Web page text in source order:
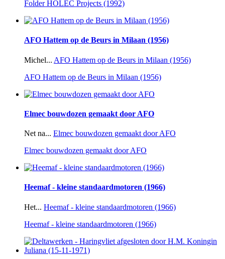
Folder HOLEC Projects (1992)
AFO Hattem op de Beurs in Milaan (1956)
Michel... AFO Hattem op de Beurs in Milaan (1956)
AFO Hattem op de Beurs in Milaan (1956)
Elmec bouwdozen gemaakt door AFO
Net na... Elmec bouwdozen gemaakt door AFO
Elmec bouwdozen gemaakt door AFO
Heemaf - kleine standaardmotoren (1966)
Het... Heemaf - kleine standaardmotoren (1966)
Heemaf - kleine standaardmotoren (1966)